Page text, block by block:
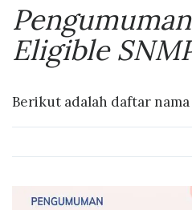
Eligible
Berikut adalah daftar nama